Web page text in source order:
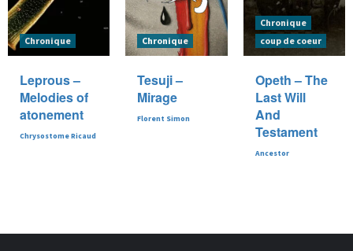
Chronique
Leprous –
Melodies of
atonement
Chrysostome Ricaud
Chronique
Tesuji –
Mirage
Florent Simon
Chronique
coup de coeur
Opeth – The
Last Will
And
Testament
Ancestor